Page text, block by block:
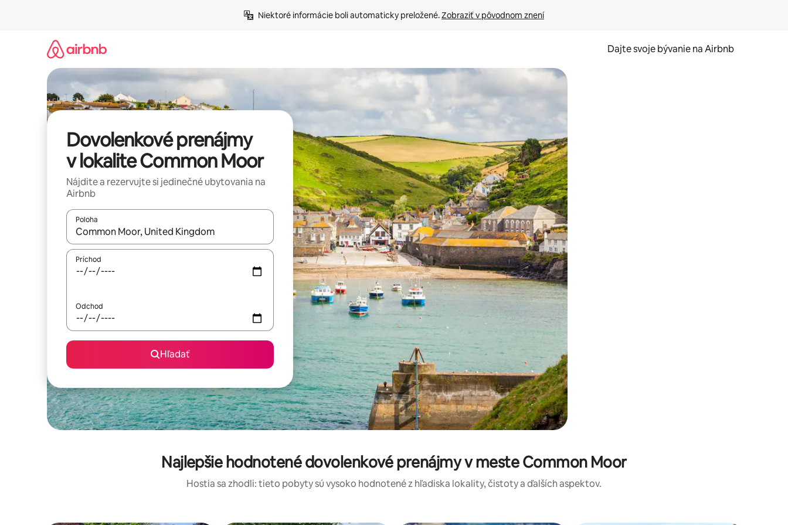
Niektoré informácie boli automaticky preložené. Zobraziť v pôvodnom znení
Dajte svoje bývanie na Airbnb
Dovolenkové prenájmy
v lokalite Common Moor
Nájdite a rezervujte si jedinečné ubytovania na
Airbnb
Poloha
Keď budú výsledky k dispozícii, môžete si ich prechádzať pomocou klávesov so šípkami nahor a nadol alebo ich preskúmať pomocou dotykových gest či potiahnutia prstom.
Príchod
Odchod
Hľadať
Najlepšie hodnotené dovolenkové prenájmy v meste Common Moor
Hostia sa zhodli: tieto pobyty sú vysoko hodnotené z hľadiska lokality, čistoty a ďalších aspektov.